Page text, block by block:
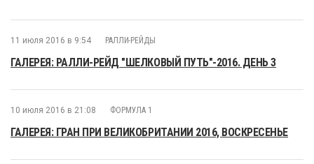
11 июля 2016 в 9:54 РАЛЛИ-РЕЙДЫ
ГАЛЕРЕЯ: РАЛЛИ-РЕЙД "ШЕЛКОВЫЙ ПУТЬ"-2016. ДЕНЬ 3
10 июля 2016 в 21:08 ФОРМУЛА 1
ГАЛЕРЕЯ: ГРАН ПРИ ВЕЛИКОБРИТАНИИ 2016, ВОСКРЕСЕНЬЕ